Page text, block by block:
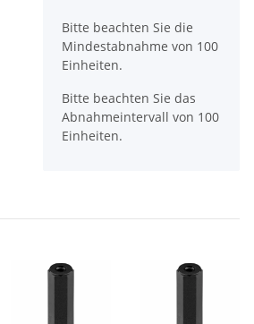
Bitte beachten Sie die
Mindestabnahme von 100
Einheiten.
Bitte beachten Sie das
Abnahmeintervall von 100
Einheiten.